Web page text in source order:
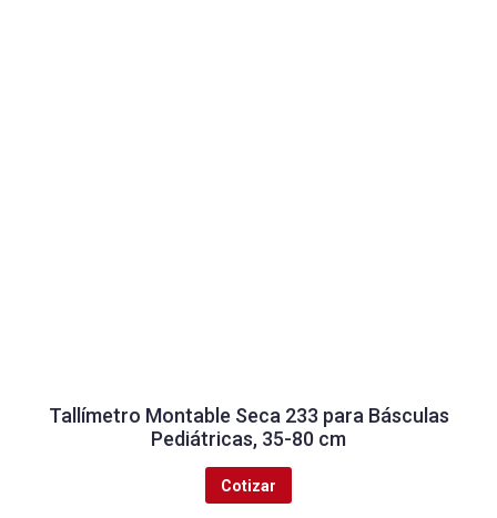
Tallímetro Montable Seca 233 para Básculas
Pediátricas, 35-80 cm
Cotizar